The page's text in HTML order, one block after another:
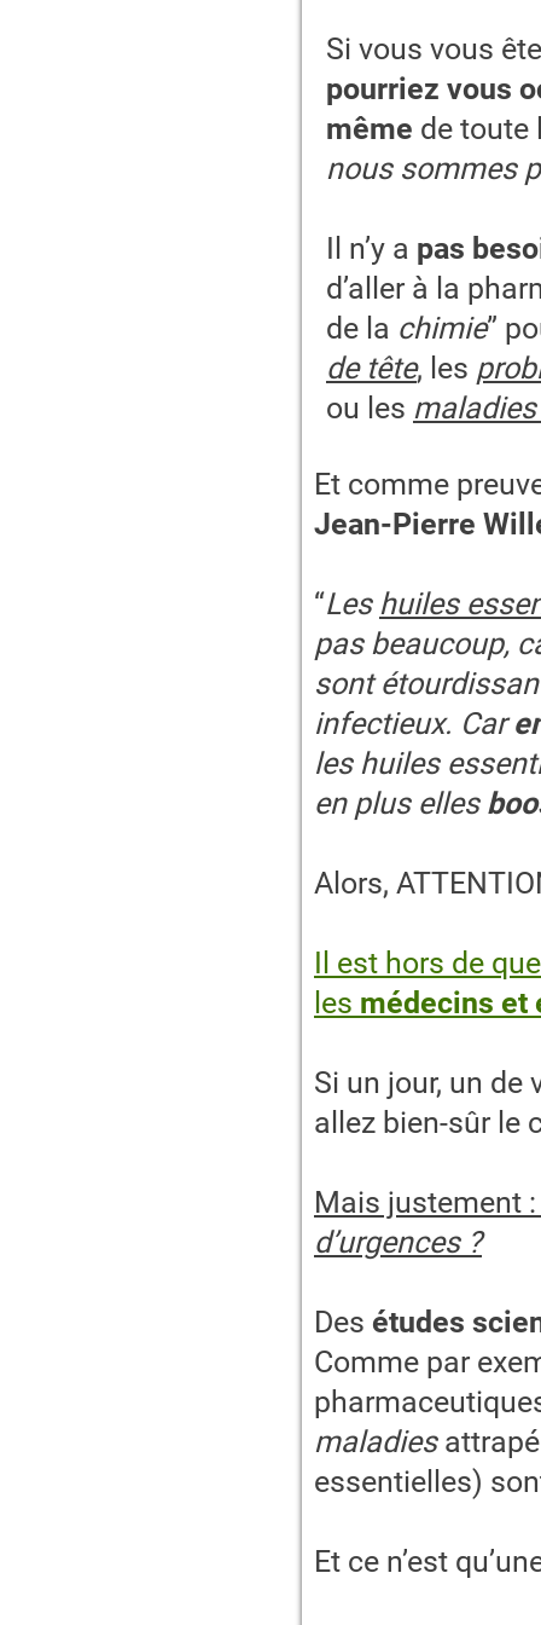
Si vous vous
pourriez vous
même de toute
nous sommes
Il n’y a pas
d’aller à la
de la chimie”
de tête, les
ou les
Et comme
Jean-Pierre
“Les huiles
pas beaucoup,
sont
infectieux. Car
les huiles
en plus elles
Alors,
Il est hors de
les médecins et
Si un jour, un
allez bien-sûr le
Mais justement
d’urgences ?
Des études
Comme par
maladies
essentielles)
Et ce n’est